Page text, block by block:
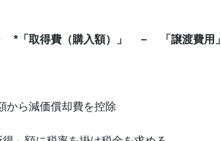
*「取得費（購入額）」 － 「譲渡費用」
から減価償却費を控除